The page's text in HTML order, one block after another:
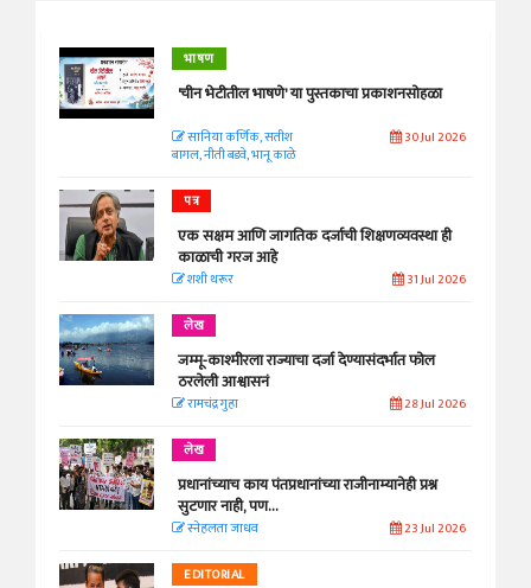
भाषण
'चीन भेटीतील भाषणे' या पुस्तकाचा प्रकाशनसोहळा
सानिया कर्णिक, सतीश
बागल, नीती बडवे, भानू काळे
30 Jul 2026
पत्र
एक सक्षम आणि जागतिक दर्जाची शिक्षणव्यवस्था ही
काळाची गरज आहे
शशी थरूर 31 Jul 2026
लेख
जम्मू-काश्मीरला राज्याचा दर्जा देण्यासंदर्भात फोल
ठरलेली आश्वासनं
रामचंद्र गुहा 28 Jul 2026
लेख
प्रधानांच्याच काय पंतप्रधानांच्या राजीनाम्यानेही प्रश्न
सुटणार नाही, पण...
स्नेहलता जाधव 23 Jul 2026
EDITORIAL